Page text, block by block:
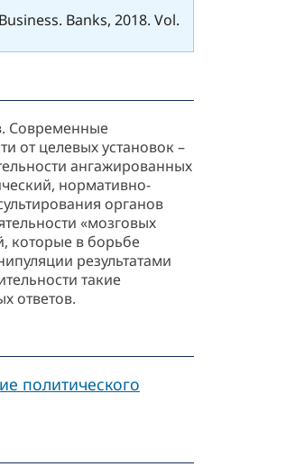
Banks, 2018. Vol.
Современные
от целевых установок –
ангажированных
нормативно-
органов
«мозговых
которые в борьбе
результатами
такие
ответов.
политического